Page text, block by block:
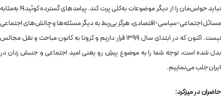
نباید حواس‌مان را از دیگر موضوعات به‌کلی پرت کند. پیامدهای گسترده کوئید19 به‌مثابه
مسائل اجتماعی-سیاسی-اقتصادی، هرگز بی‌ربط به دیگر مسئله‌ها و چالش‌های اجتماعی
نیست. اکنون که در ابتدای سال 1399 قرار داریم و کرونا به کانون مباحث و نقل مجالس
بدل شده است، توجه شما را به موضوع پیشِ رو یعنی امید اجتماعی و جنبش زنان در
ایران جلب می‌نماییم.
حاضران در میزگرد: